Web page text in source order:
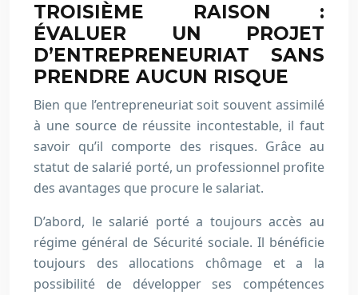
TROISIÈME RAISON :
ÉVALUER UN PROJET
D’ENTREPRENEURIAT SANS
PRENDRE AUCUN RISQUE
Bien que l’entrepreneuriat soit souvent assimilé
à une source de réussite incontestable, il faut
savoir qu’il comporte des risques. Grâce au
statut de salarié porté, un professionnel profite
des avantages que procure le salariat.
D’abord, le salarié porté a toujours accès au
régime général de Sécurité sociale. Il bénéficie
toujours des allocations chômage et a la
possibilité de développer ses compétences